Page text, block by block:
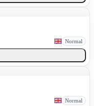
Normal
Normal